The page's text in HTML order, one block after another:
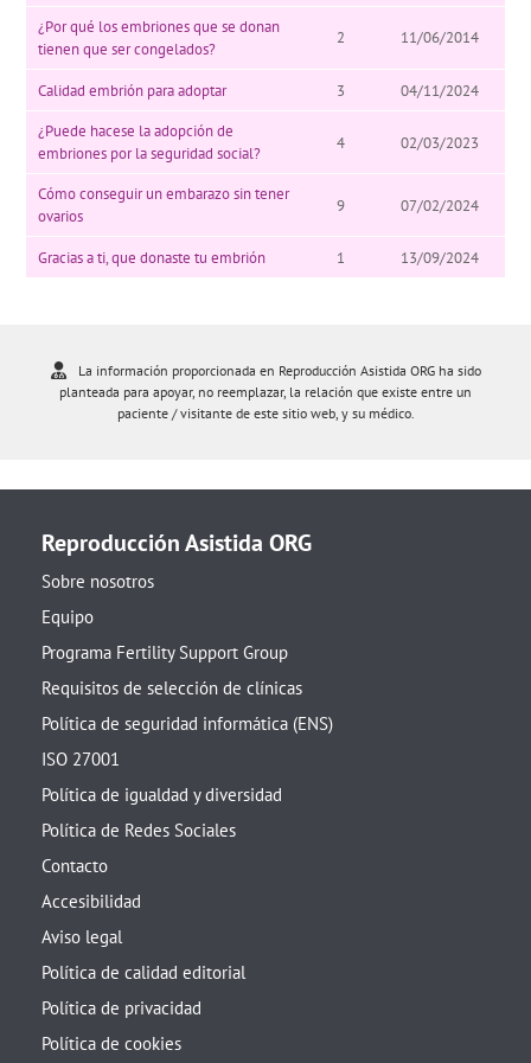
¿Por qué los embriones que se donan
tienen que ser congelados?
2 11/06/2014
Calidad embrión para adoptar 3
04/11/2024
¿Puede hacese la adopción de
embriones por la seguridad social?
4 02/03/2023
Cómo conseguir un embarazo sin tener
ovarios
9 07/02/2024
Gracias a ti, que donaste tu embrión 1 13/09/2024
La información proporcionada en Reproducción Asistida ORG ha sido
planteada para apoyar, no reemplazar, la relación que existe entre un
paciente / visitante de este sitio web, y su médico.
Reproducción Asistida ORG
Sobre nosotros
Equipo
Programa Fertility Support Group
Requisitos de selección de clínicas
Política de seguridad informática (ENS)
ISO 27001
Política de igualdad y diversidad
Política de Redes Sociales
Contacto
Accesibilidad
Aviso legal
Política de calidad editorial
Política de privacidad
Política de cookies